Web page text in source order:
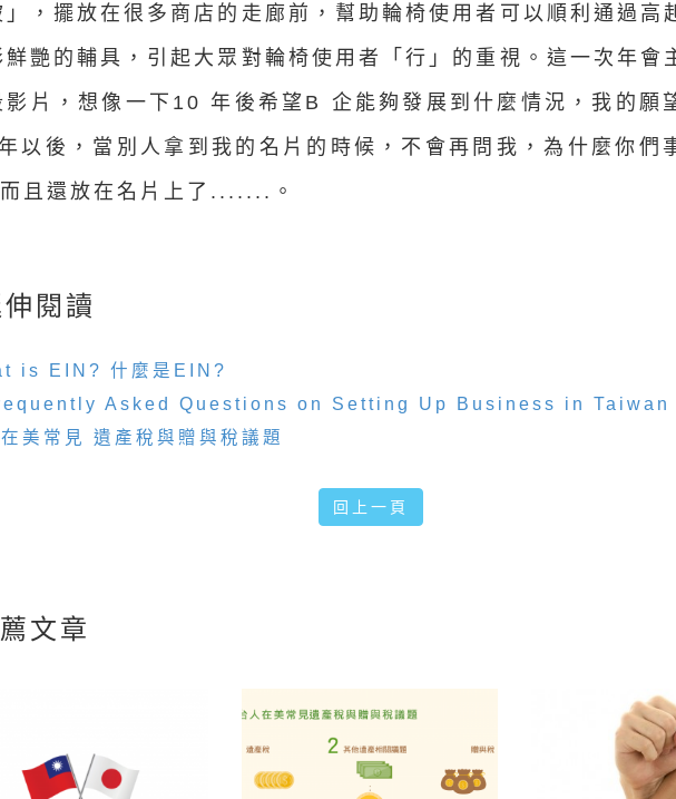
」，擺放在很多商店的走廊前，幫助輪椅使用者可以順利通過高
鮮艷的輔具，引起大眾對輪椅使用者「行」的重視。這一次年會
影片，想像一下10 年後希望B 企能夠發展到什麼情況，我的願
以後，當別人拿到我的名片的時候，不會再問我，為什麼你們
且還放在名片上了.......。
閱讀
is EIN? 什麼是EIN?
Asked Questions on Setting Up Business in Taiwan
美常見 遺產稅與贈與稅議題
回上一頁
文章